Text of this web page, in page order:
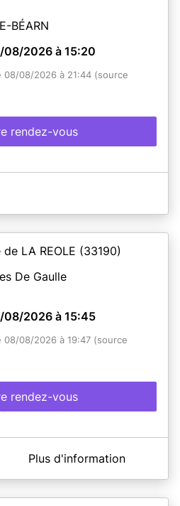
BÉARN
08/2026 à 15:20
08/08/2026 à 21:44 (source
rendez-vous
de LA REOLE (33190)
De Gaulle
08/2026 à 15:45
08/08/2026 à 19:47 (source
rendez-vous
REOLEPlus d'information